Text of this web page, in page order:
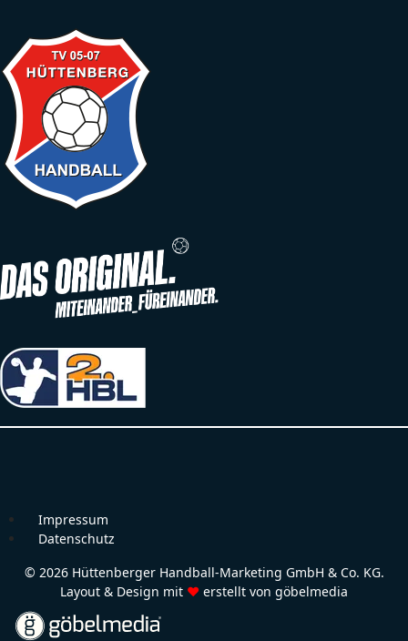
Impressum
Datenschutz
© 2026 Hüttenberger Handball-Marketing GmbH & Co. KG.
Layout & Design mit ♥ erstellt von göbelmedia